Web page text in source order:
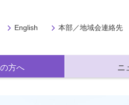
方へ ニ
English 本部／地域会連絡先